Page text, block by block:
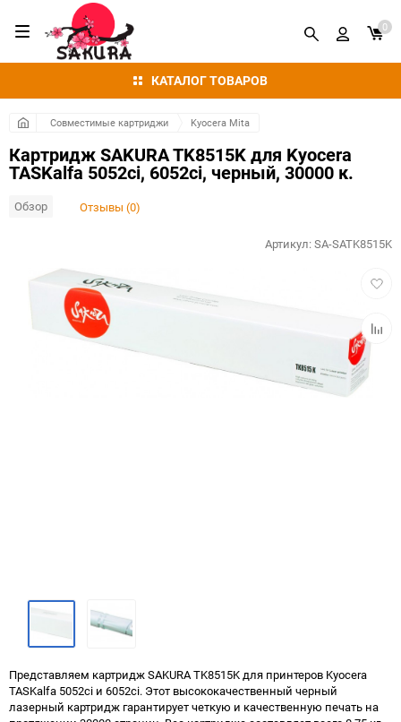
КАТАЛОГ ТОВАРОВ
0
Совместимые картриджи Kyocera Mita
Картридж SAKURA TK8515K для Kyocera
TASKalfa 5052ci, 6052ci, черный, 30000 к.
Обзор Отзывы (0)
к
Артикул:SA-SATK8515K
Представляем картридж SAKURA TK8515K для принтеров Kyocera
TASKalfa 5052ci и 6052ci. Этот высококачественный черный
лазерный картридж гарантирует четкую и качественную печать на